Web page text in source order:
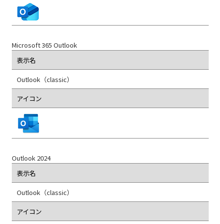
Microsoft 365 Outlook
表示名
Outlook（classic）
アイコン
Outlook 2024
表示名
Outlook（classic）
アイコン